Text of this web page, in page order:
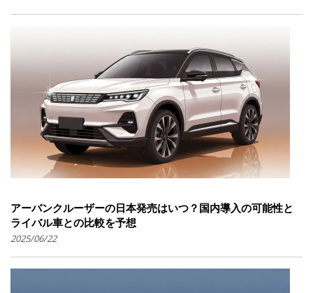
アーバンクルーザーの日本発売はいつ？国内導入の可能性と
ライバル車との比較を予想
2025/06/22